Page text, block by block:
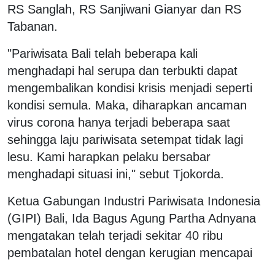
RS Sanglah, RS Sanjiwani Gianyar dan RS
Tabanan.
"Pariwisata Bali telah beberapa kali
menghadapi hal serupa dan terbukti dapat
mengembalikan kondisi krisis menjadi seperti
kondisi semula. Maka, diharapkan ancaman
virus corona hanya terjadi beberapa saat
sehingga laju pariwisata setempat tidak lagi
lesu. Kami harapkan pelaku bersabar
menghadapi situasi ini," sebut Tjokorda.
Ketua Gabungan Industri Pariwisata Indonesia
(GIPI) Bali, Ida Bagus Agung Partha Adnyana
mengatakan telah terjadi sekitar 40 ribu
pembatalan hotel dengan kerugian mencapai